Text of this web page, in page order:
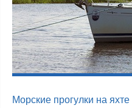
Морские прогулки на яхте